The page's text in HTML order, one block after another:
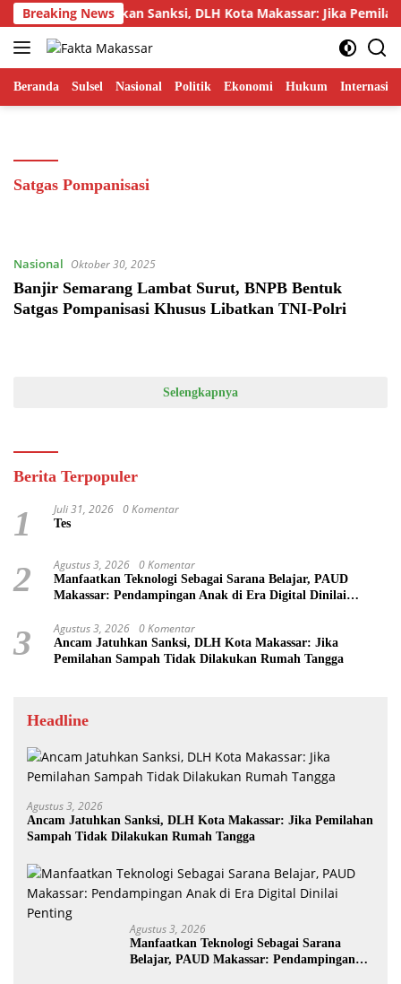
Langsung
ke
konten
Breaking News
Ancam Jatuhkan Sanksi, DLH Kota Makassar: Jika
Beranda Sulsel Nasional Politik Ekonomi Hukum
Satgas Pompanisasi
Nasional Oktober 30, 2025
Banjir Semarang Lambat Surut, BNPB Bentuk
Satgas Pompanisasi Khusus Libatkan TNI-Polri
Selengkapnya
Berita Terpopuler
1 Juli 31, 2026 0 Komentar
Tes
2 Agustus 3, 2026 0 Komentar
Manfaatkan Teknologi Sebagai Sarana Belajar, PAUD
Makassar: Pendampingan Anak di Era Digital Dinilai
3 Agustus 3, 2026 0 Komentar
Ancam Jatuhkan Sanksi, DLH Kota Makassar: Jika
Pemilahan Sampah Tidak Dilakukan Rumah Tangga
Headline
Agustus 3, 2026
Ancam Jatuhkan Sanksi, DLH Kota Makassar: Jika Pemilahan
Sampah Tidak Dilakukan Rumah Tangga
Agustus 3, 2026
Manfaatkan Teknologi Sebagai Sarana
Belajar, PAUD Makassar: Pendampingan